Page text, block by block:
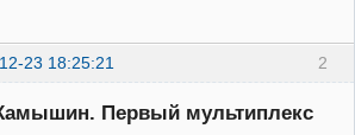
2
23 18:25:21
Первый мультиплекс